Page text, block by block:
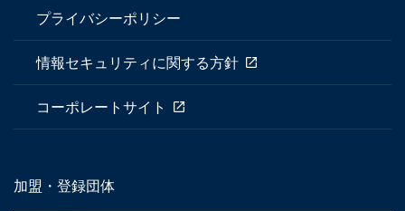
プライバシーポリシー
情報セキュリティに関する方針
コーポレートサイト
加盟・登録団体